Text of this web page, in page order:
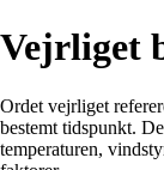
Vejrliget
Ordet vejrliget
bestemt tidspunkt.
temperaturen,